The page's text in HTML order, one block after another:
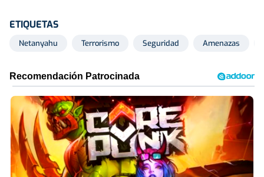
ETIQUETAS
Netanyahu Terrorismo Seguridad Amenazas